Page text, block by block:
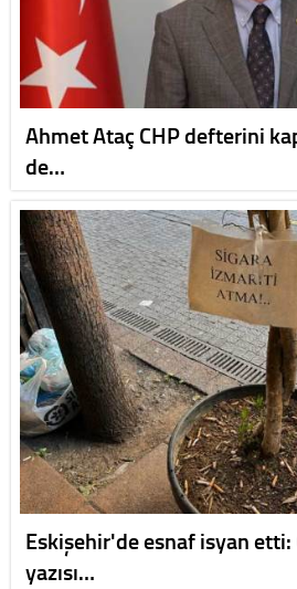
Ahmet Ataç CHP defterini
de…
Eskişehir'de esnaf isyan etti:
yazısı…